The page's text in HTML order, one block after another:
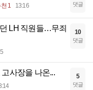
1 13:16 댓글
던 LH 직원들…무죄
10
댓글
사장을 나온... 5
댓글